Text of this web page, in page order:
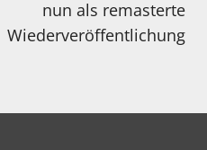
nun als remasterte
Wiederveröffentlichung